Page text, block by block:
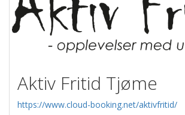
Aktiv Fritid Tjøme
https://www.cloud-booking.net/aktivfritid/